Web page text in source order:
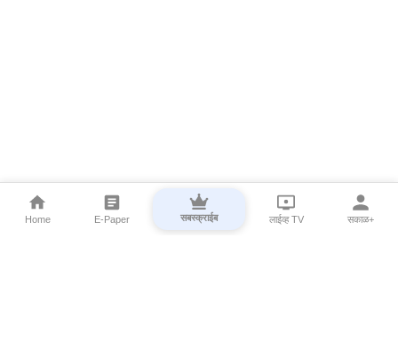
Home E-Paper सबस्क्राईब लाईव्ह TV सकाळ+